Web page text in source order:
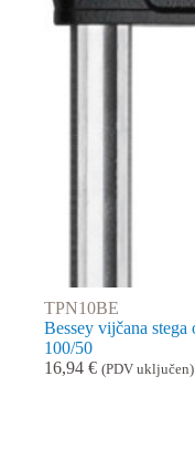
TPN10BE
Bessey vijčana
100/50
16,94 € (PDV uključen)